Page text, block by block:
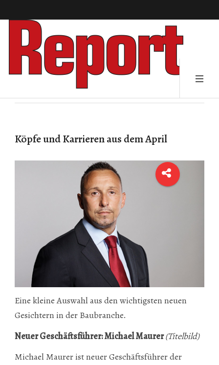
Köpfe und Karrieren aus dem April
Eine kleine Auswahl aus den wichtigsten neuen
Gesichtern in der Baubranche.
Neuer Geschäftsführer: Michael Maurer(Titelbild)
Michael Maurer ist neuer Geschäftsführer der